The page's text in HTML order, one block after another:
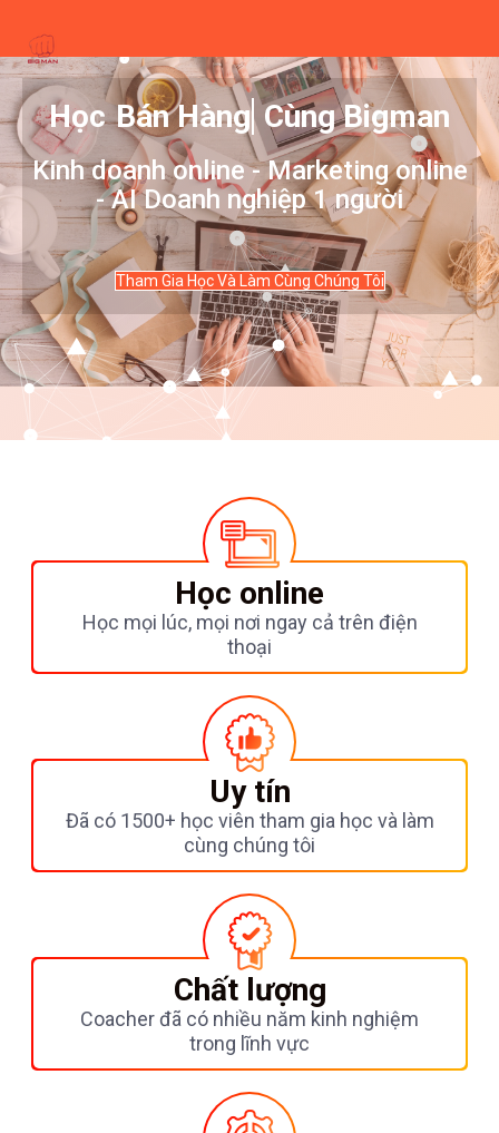
Học Bán Hàng CùngBigman
Kinh doanh online - Marketing online
- AI Doanh nghiệp 1 người
Tham Gia Học Và Làm Cùng Chúng Tôi
Học online
Học mọi lúc, mọi nơi ngay cả trên điện
thoại
Uy tín
Đã có 1500+ học viên tham gia học và làm
cùng chúng tôi
Chất lượng
Coacher đã có nhiều năm kinh nghiệm
trong lĩnh vực